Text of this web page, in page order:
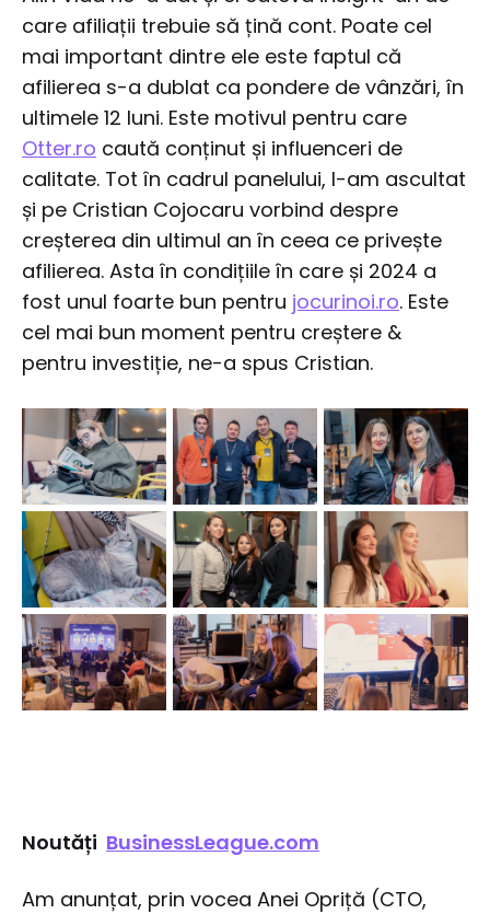
care afiliații trebuie să țină cont. Poate cel
mai important dintre ele este faptul că
afilierea s-a dublat ca pondere de vânzări, în
ultimele 12 luni. Este motivul pentru care
Otter.ro caută conținut și influenceri de
calitate. Tot în cadrul panelului, l-am ascultat
și pe Cristian Cojocaru vorbind despre
creșterea din ultimul an în ceea ce privește
afilierea. Asta în condițiile în care și 2024 a
fost unul foarte bun pentru jocurinoi.ro. Este
cel mai bun moment pentru creștere &
pentru investiție, ne-a spus Cristian.
Noutăți BusinessLeague.com
Am anunțat, prin vocea Anei Opriță (CTO,